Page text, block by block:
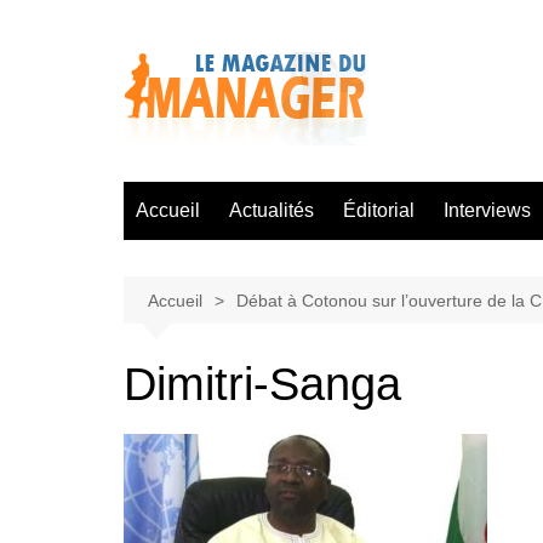
Accueil Actualités Éditorial Interviews
Accueil Débat à Cotonou sur l’ouverture de la
Dimitri-Sanga